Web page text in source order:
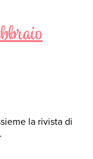
la rivista di